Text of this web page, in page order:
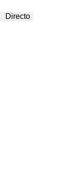
Directo